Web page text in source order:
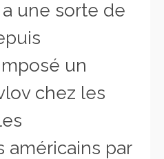
une sorte de
un
chez les
américains par